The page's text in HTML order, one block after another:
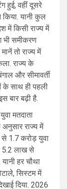
हुई, वहीं दूसरे
यानी कुल
में किसी राज्य में
भी समीकरण
तो राज्य में
राज्य के
और सीमावर्ती
के साथ ही पहली
बार बढ़ी है.
मतदाता
राज्य में
1.7 करोड़ युवा
5.2 लाख से
हर चौथा
सिस्टम में
दिया. 2026